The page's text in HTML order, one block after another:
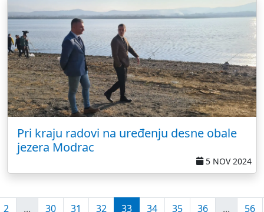
Pri kraju radovi na uređenju desne obale
jezera Modrac
5 NOV 2024
2 ... 30 31 32 33 34 35 36 ... 56